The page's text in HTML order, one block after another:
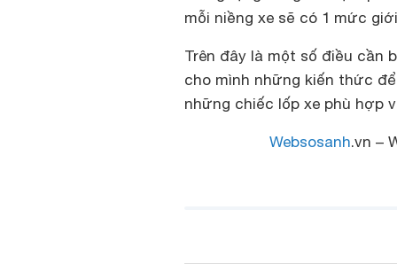
mỗi niềng xe sẽ có 1 mức
Trên đây là một số điều cần
cho mình những kiến thức
những chiếc lốp xe phù hợp
Websosanh.vn –